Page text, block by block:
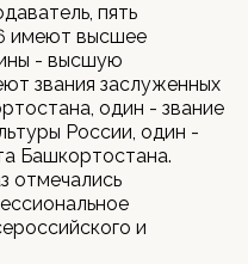
пять
имеют высшее
- высшую
звания заслуженных
один - звание
России, один -
Башкортостана.
отмечались
и